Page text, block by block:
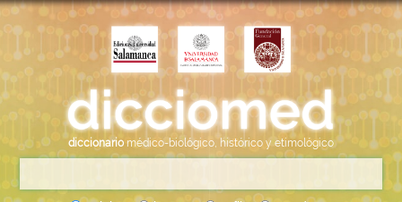
diccionario médico-biológico, histórico y etimológico